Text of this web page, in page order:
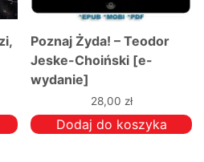
Poznaj Żyda! – Teodor
Jeske-Choiński [e-
wydanie]
28,00 zł
Dodaj do koszyka